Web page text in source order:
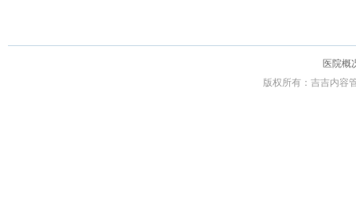
医院概
版权所有：吉吉内容